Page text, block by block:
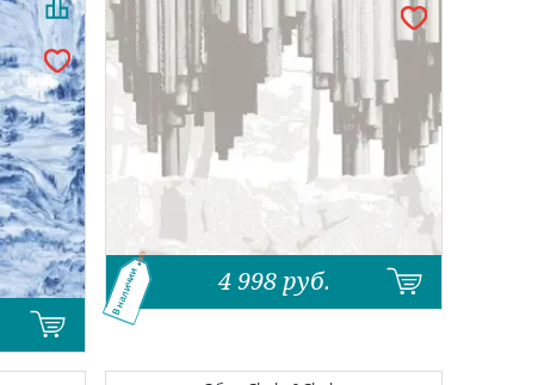
4 998 руб.
В наличии